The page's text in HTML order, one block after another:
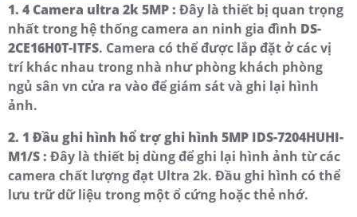
1. 4 Camera ultra 2k 5MP : Đây là thiết bị quan trọng
nhất trong hệ thống camera an ninh gia đình DS-
2CE16H0T-ITFS. Camera có thể được lắp đặt ở các vị
trí khác nhau trong nhà như phòng khách phòng
ngủ sân vn cửa ra vào để giám sát và ghi lại hình
ảnh.
2. 1 Đầu ghi hình hổ trợ ghi hình 5MP IDS-7204HUHI-
M1/S : Đây là thiết bị dùng để ghi lại hình ảnh từ các
camera chất lượng đạt Ultra 2k. Đầu ghi hình có thể
lưu trữ dữ liệu trong một ổ cứng hoặc thẻ nhớ.